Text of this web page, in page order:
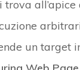
trova
un target